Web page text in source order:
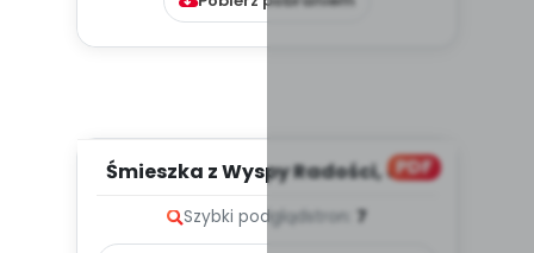
PDF
Śmieszka z Wyspy Radości, cz. 2
Szybki podglądstron: 7